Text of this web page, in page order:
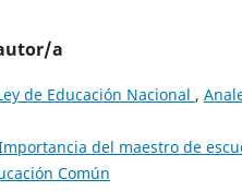
a
de Educación Nacional ,
del maestro de
Común